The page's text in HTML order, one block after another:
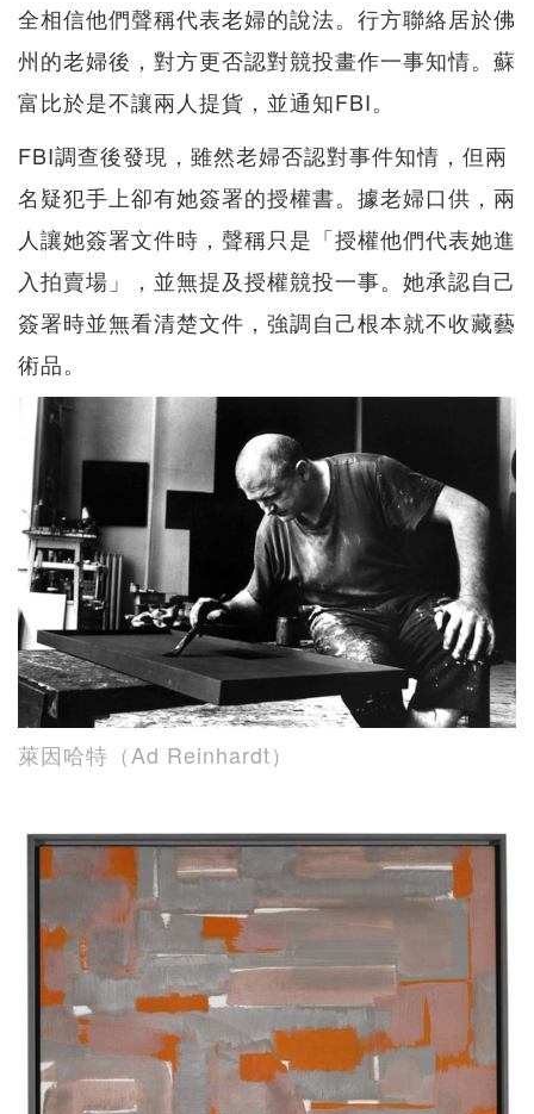
全相信他們聲稱代表老婦的說法。行方聯絡居於佛
州的老婦後，對方更否認對競投畫作一事知情。蘇
富比於是不讓兩人提貨，並通知FBI。
FBI調查後發現，雖然老婦否認對事件知情，但兩
名疑犯手上卻有她簽署的授權書。據老婦口供，兩
人讓她簽署文件時，聲稱只是「授權他們代表她進
入拍賣場」，並無提及授權競投一事。她承認自己
簽署時並無看清楚文件，強調自己根本就不收藏藝
術品。
萊因哈特（Ad Reinhardt）